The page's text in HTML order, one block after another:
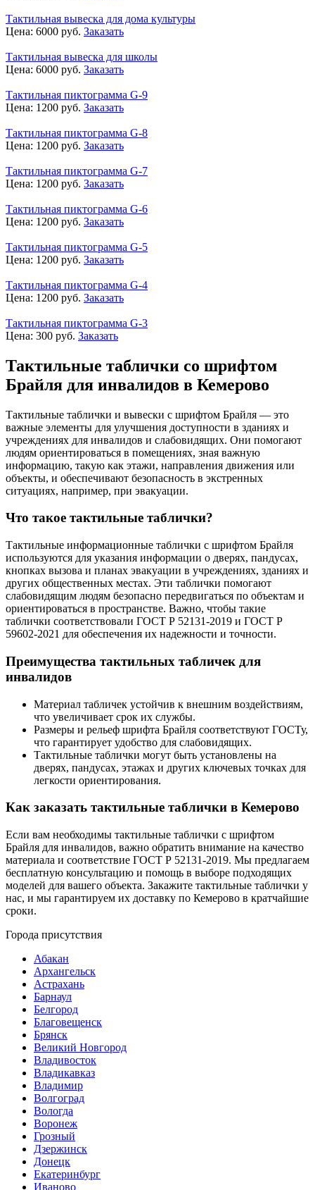
Тактильная вывеска для дома культуры
Цена: 6000 руб. Заказать
Тактильная вывеска для школы
Цена: 6000 руб. Заказать
Тактильная пиктограмма G-9
Цена: 1200 руб. Заказать
Тактильная пиктограмма G-8
Цена: 1200 руб. Заказать
Тактильная пиктограмма G-7
Цена: 1200 руб. Заказать
Тактильная пиктограмма G-6
Цена: 1200 руб. Заказать
Тактильная пиктограмма G-5
Цена: 1200 руб. Заказать
Тактильная пиктограмма G-4
Цена: 1200 руб. Заказать
Тактильная пиктограмма G-3
Цена: 300 руб. Заказать
Тактильные таблички со шрифтом
Брайля для инвалидов в Кемерово
Тактильные таблички и вывески с шрифтом Брайля — это
важные элементы для улучшения доступности в зданиях и
учреждениях для инвалидов и слабовидящих. Они помогают
людям ориентироваться в помещениях, зная важную
информацию, такую как этажи, направления движения или
объекты, и обеспечивают безопасность в экстренных
ситуациях, например, при эвакуации.
Что такое тактильные таблички?
Тактильные информационные таблички с шрифтом Брайля
используются для указания информации о дверях, пандусах,
кнопках вызова и планах эвакуации в учреждениях, зданиях и
других общественных местах. Эти таблички помогают
слабовидящим людям безопасно передвигаться по объектам и
ориентироваться в пространстве. Важно, чтобы такие
таблички соответствовали ГОСТ Р 52131-2019 и ГОСТ Р
59602-2021 для обеспечения их надежности и точности.
Преимущества тактильных табличек для
инвалидов
Материал табличек устойчив к внешним воздействиям,
что увеличивает срок их службы.
Размеры и рельеф шрифта Брайля соответствуют ГОСТу,
что гарантирует удобство для слабовидящих.
Тактильные таблички могут быть установлены на
дверях, пандусах, этажах и других ключевых точках для
легкости ориентирования.
Как заказать тактильные таблички в Кемерово
Если вам необходимы тактильные таблички с шрифтом
Брайля для инвалидов, важно обратить внимание на качество
материала и соответствие ГОСТ Р 52131-2019. Мы предлагаем
бесплатную консультацию и помощь в выборе подходящих
моделей для вашего объекта. Закажите тактильные таблички у
нас, и мы гарантируем их доставку по Кемерово в кратчайшие
сроки.
Города присутствия
Абакан
Архангельск
Астрахань
Барнаул
Белгород
Благовещенск
Брянск
Великий Новгород
Владивосток
Владикавказ
Владимир
Волгоград
Вологда
Воронеж
Грозный
Дзержинск
Донецк
Екатеринбург
Иваново